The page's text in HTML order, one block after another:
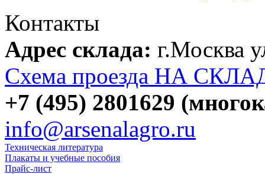
Контакты
Адрес склада: г.Москва
Схема проезда НА
+7 (495) 2801629
info@arsenalagro.ru
Техническая литература
Плакаты и учебные пособия
Прайс-лист